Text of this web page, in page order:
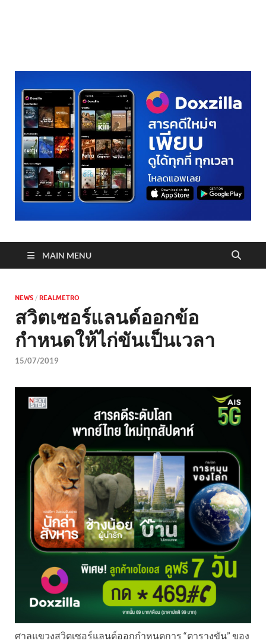
MAIN MENU
NEWS / REALMETRO
สวิตเซอร์แลนด์ออกข้อ
กำหนดให้ไก่ขันเป็นเวลา
15/07/2019
ศาลแขวงสวิตเซอร์แลนด์ออกกำหนดการ “ตารางขัน” ของ